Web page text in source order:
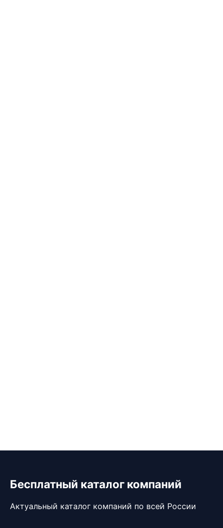
Бесплатный каталог компаний
Актуальный каталог компаний по всей России